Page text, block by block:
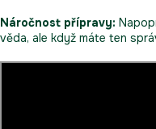
Náročnost přípravy:
věda, ale když máte ten